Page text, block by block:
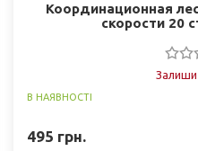
Координационная
скорости 20
В НАЯВНОСТІ
495 грн.